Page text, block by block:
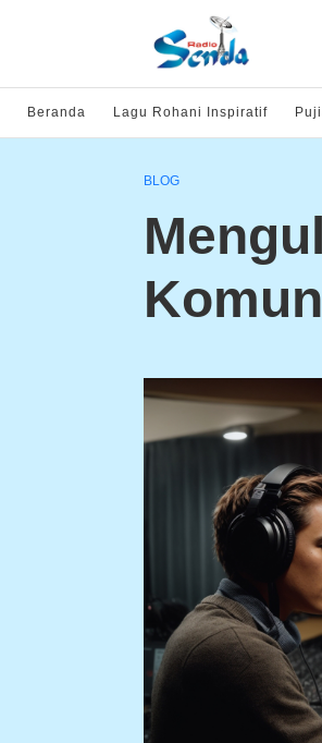
Beranda Lagu Rohani Inspiratif
BLOG